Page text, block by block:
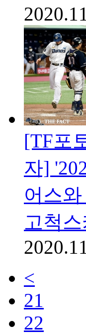
[TF포
자]
어스
고척
<
21
22